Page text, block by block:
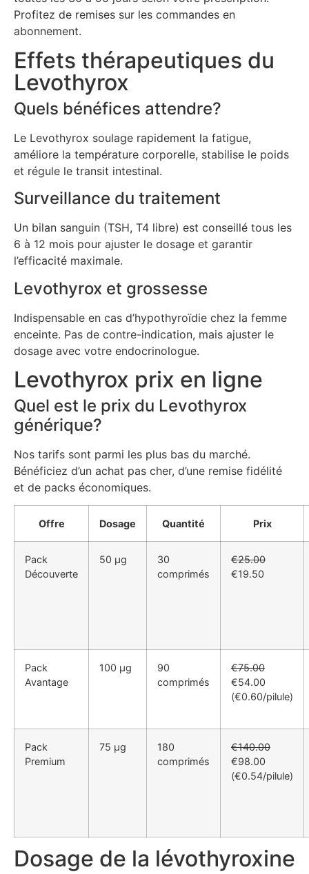
Profitez de remises sur les commandes en
abonnement.
Effets thérapeutiques du
Levothyrox
Quels bénéfices attendre?
Le Levothyrox soulage rapidement la fatigue,
améliore la température corporelle, stabilise le poids
et régule le transit intestinal.
Surveillance du traitement
Un bilan sanguin (TSH, T4 libre) est conseillé tous les
6 à 12 mois pour ajuster le dosage et garantir
l’efficacité maximale.
Levothyrox et grossesse
Indispensable en cas d’hypothyroïdie chez la femme
enceinte. Pas de contre-indication, mais ajuster le
dosage avec votre endocrinologue.
Levothyrox prix en ligne
Quel est le prix du Levothyrox
générique?
Nos tarifs sont parmi les plus bas du marché.
Bénéficiez d’un achat pas cher, d’une remise fidélité
et de packs économiques.
Offre Dosage Quantité Prix
Pack
Découverte
50 μg
30
comprimés
€25.00
€19.50
Pack
Avantage
100 μg
90
comprimés
€75.00
€54.00
(€0.60/pilule)
Pack
Premium
75 μg
180
comprimés
€140.00
€98.00
(€0.54/pilule)
Dosage de la lévothyroxine